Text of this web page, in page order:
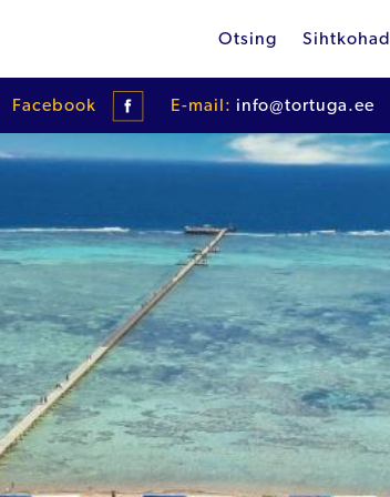
Otsing Sihtkohad
Facebook E-mail: info@tortuga.ee